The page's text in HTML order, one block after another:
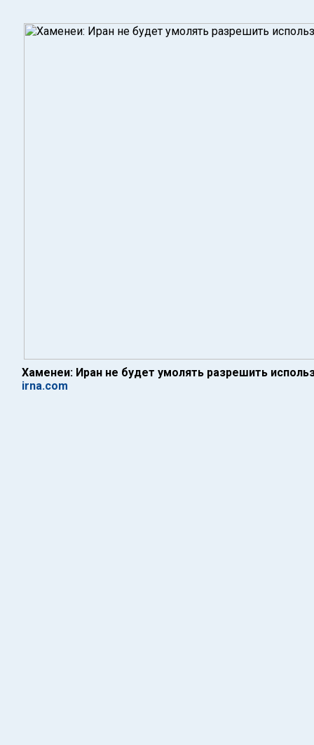
Хаменеи: Иран не будет умолять разрешить
irna.com